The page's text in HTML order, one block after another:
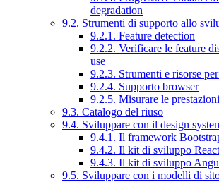
degradation
9.2. Strumenti di supporto allo
9.2.1. Feature detection
9.2.2. Verificare le feature
use
9.2.3. Strumenti e risorse
9.2.4. Supporto browser
9.2.5. Misurare le prestazioni
9.3. Catalogo del riuso
9.4. Sviluppare con il design
9.4.1. Il framework
9.4.2. Il kit di sviluppo React
9.4.3. Il kit di sviluppo
9.5. Sviluppare con i modelli di